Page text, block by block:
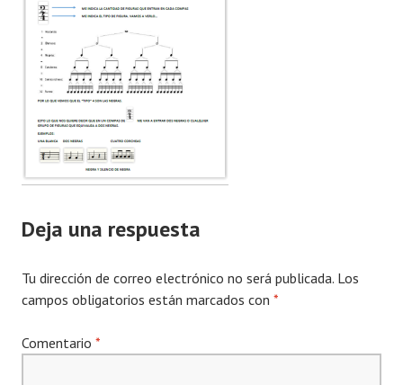
Deja una respuesta
Tu dirección de correo electrónico no será publicada. Los
campos obligatorios están marcados con *
Comentario *